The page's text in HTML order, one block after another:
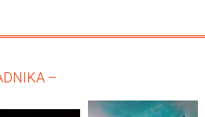
–